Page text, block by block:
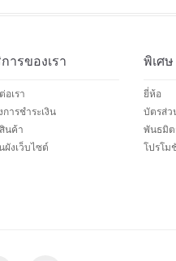
ารของเรา
อเรา
การชำระเงิน
นค้า
ผังเว็บไซต์
พิเศษ
ยี่ห้อ
บัตรส่ว
พันธมิต
โปรโม